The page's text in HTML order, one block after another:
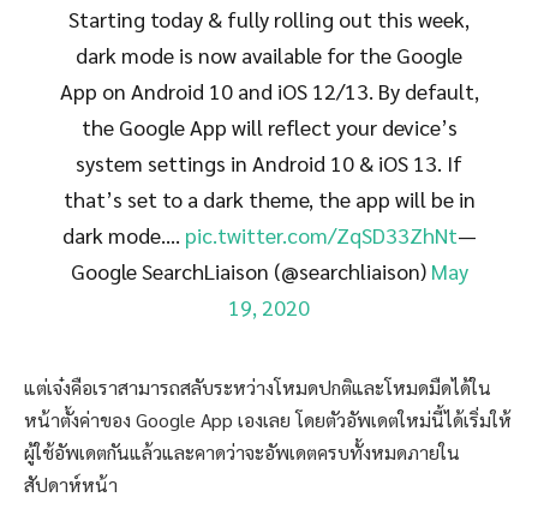
Starting today & fully rolling out this week,
dark mode is now available for the Google
App on Android 10 and iOS 12/13. By default,
the Google App will reflect your device’s
system settings in Android 10 & iOS 13. If
that’s set to a dark theme, the app will be in
dark mode…. pic.twitter.com/ZqSD33ZhNt—
Google SearchLiaison (@searchliaison) May
19, 2020
แต่เจ๋งคือเราสามารถสลับระหว่างโหมดปกติและโหมดมืดได้ใน
หน้าตั้งค่าของ Google App เองเลย โดยตัวอัพเดตใหม่นี้ได้เริ่มให้
ผู้ใช้อัพเดตกันแล้วและคาดว่าจะอัพเดตครบทั้งหมดภายใน
สัปดาห์หน้า